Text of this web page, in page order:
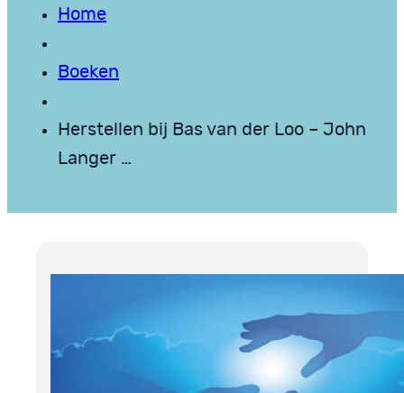
Home
Boeken
Herstellen bij Bas van der Loo – John
Langer …